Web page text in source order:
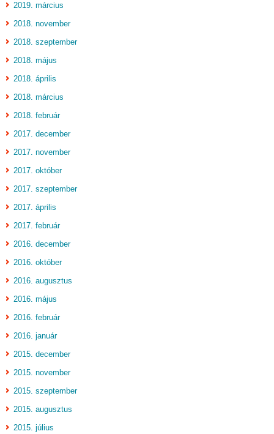
2019. március
2018. november
2018. szeptember
2018. május
2018. április
2018. március
2018. február
2017. december
2017. november
2017. október
2017. szeptember
2017. április
2017. február
2016. december
2016. október
2016. augusztus
2016. május
2016. február
2016. január
2015. december
2015. november
2015. szeptember
2015. augusztus
2015. július